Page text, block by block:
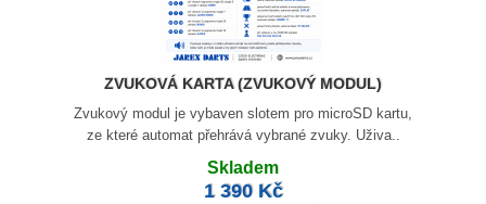
ZVUKOVÁ KARTA (ZVUKOVÝ MODUL)
Zvukový modul je vybaven slotem pro microSD kartu,
ze které automat přehrává vybrané zvuky. Uživa..
Skladem
1 390 Kč